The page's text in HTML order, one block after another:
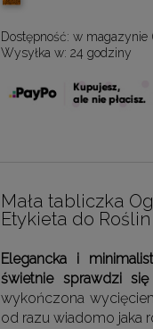
Dostępność: w magazynie
Wysyłka w: 24 godziny
Mała tabliczka
Etykieta do Roślin
Elegancka i
świetnie sprawdzi
wykończona
od razu wiadomo jaka